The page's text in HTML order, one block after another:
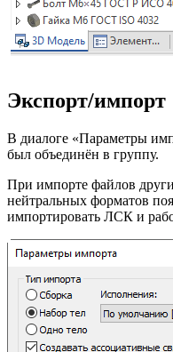
Экспорт/импорт
В диалоге «Параметры
был объединён в группу.
При импорте файлов
нейтральных форматов
импортировать ЛСК и